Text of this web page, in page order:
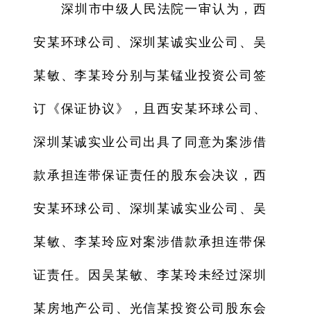
深圳市中级人民法院一审认为，西
安某环球公司、深圳某诚实业公司、吴
某敏、李某玲分别与某锰业投资公司签
订《保证协议》，且西安某环球公司、
深圳某诚实业公司出具了同意为案涉借
款承担连带保证责任的股东会决议，西
安某环球公司、深圳某诚实业公司、吴
某敏、李某玲应对案涉借款承担连带保
证责任。因吴某敏、李某玲未经过深圳
某房地产公司、光信某投资公司股东会